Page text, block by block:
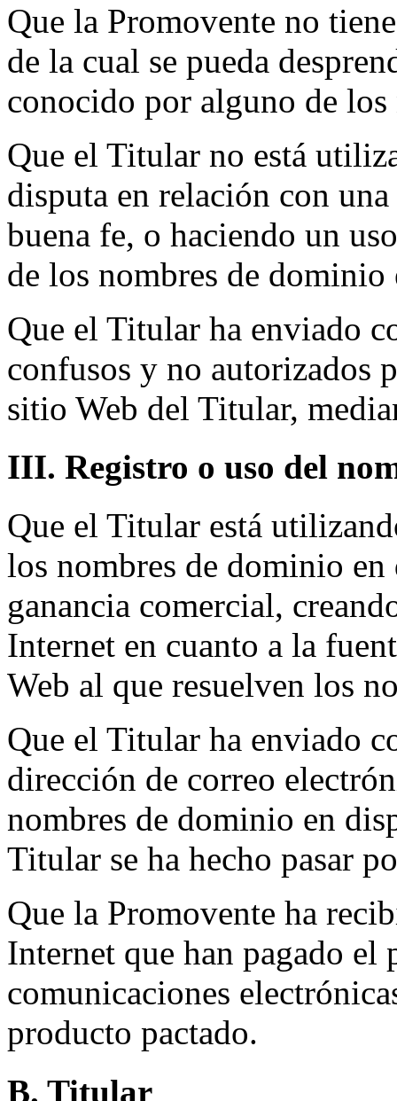
Que la Promovente no
de la cual se pueda
conocido por alguno de
Que el Titular no está
disputa en relación con
buena fe, o haciendo un
de los nombres de dominio
Que el Titular ha enviado
confusos y no autorizados
sitio Web del Titular,
III. Registro o uso del
Que el Titular está
los nombres de dominio en
ganancia comercial,
Internet en cuanto a la
Web al que resuelven los
Que el Titular ha enviado
dirección de correo
nombres de dominio en
Titular se ha hecho pasar
Que la Promovente ha
Internet que han pagado
comunicaciones
producto pactado.
B. Titular